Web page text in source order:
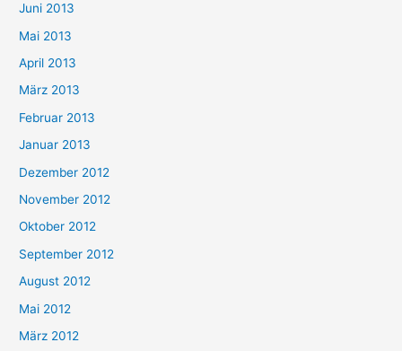
Juni 2013
Mai 2013
April 2013
März 2013
Februar 2013
Januar 2013
Dezember 2012
November 2012
Oktober 2012
September 2012
August 2012
Mai 2012
März 2012